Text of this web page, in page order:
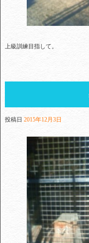
上級訓練目指して。
投稿日 2015年12月3日